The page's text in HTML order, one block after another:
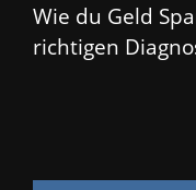
Wie du Geld
richtigen